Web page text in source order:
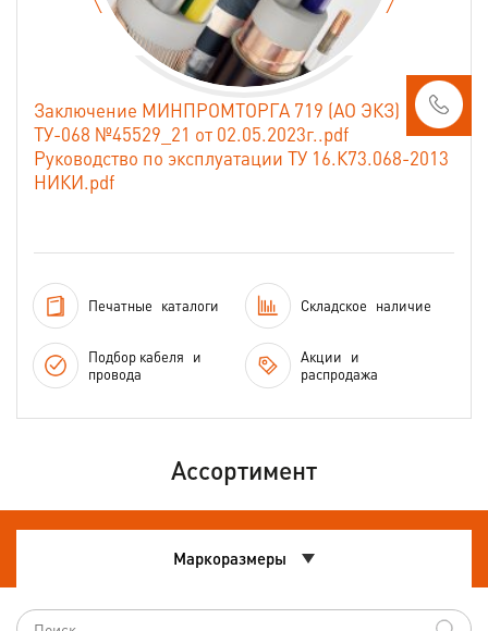
Заключение МИНПРОМТОРГА 719 (АО ЭКЗ)
ТУ-068 №45529_21 от 02.05.2023г..pdf
Руководство по эксплуатации ТУ 16.К73.068-2013
НИКИ.pdf
Печатные каталоги Складское наличие
Подбор кабеля и
провода
Акции и
распродажа
Ассортимент
Маркоразмеры